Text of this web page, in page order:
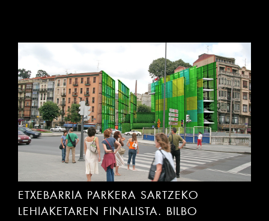
ETXEBARRIA PARKERA SARTZEKO
LEHIAKETAREN FINALISTA. BILBO